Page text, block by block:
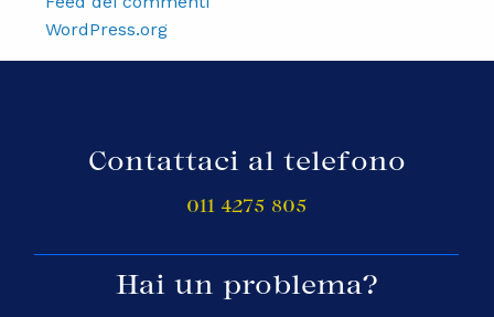
WordPress.org
Contattaci al telefono
011 4275 805
Hai un problema?